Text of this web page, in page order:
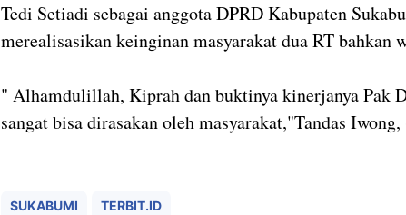
Tedi Setiadi sebagai anggota DPRD Kabupaten
merealisasikan keinginan masyarakat dua RT bahkan
" Alhamdulillah, Kiprah dan buktinya kinerjanya Pak
sangat bisa dirasakan oleh masyarakat,"Tandas
SUKABUMI TERBIT.ID